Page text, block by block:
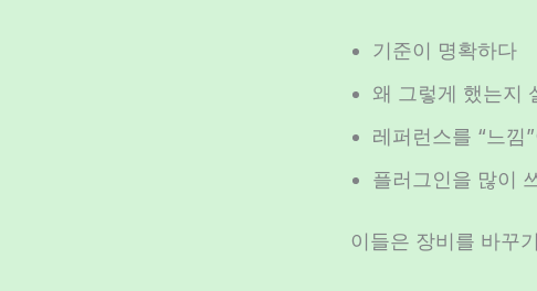
기준이 명확하다
왜 그렇게 했는지
레퍼런스를 “느낌
플러그인을 많이
이들은 장비를 바꾸